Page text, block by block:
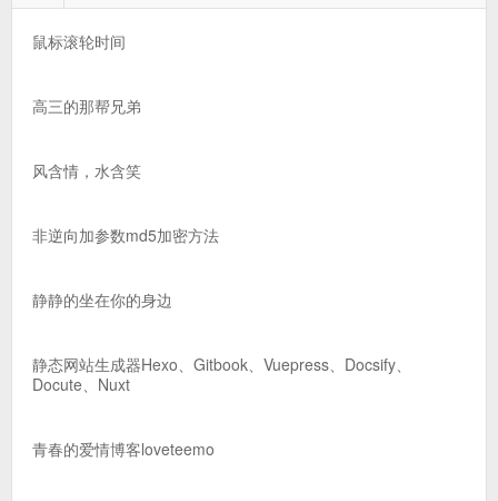
鼠标滚轮时间
高三的那帮兄弟
风含情，水含笑
非逆向加参数md5加密方法
静静的坐在你的身边
静态网站生成器Hexo、Gitbook、Vuepress、Docsify、
Docute、Nuxt
青春的爱情博客loveteemo